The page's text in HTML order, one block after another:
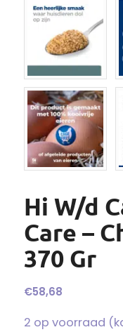
Hi W/d
Care –
370 Gr
€58,68
2 op voorraad